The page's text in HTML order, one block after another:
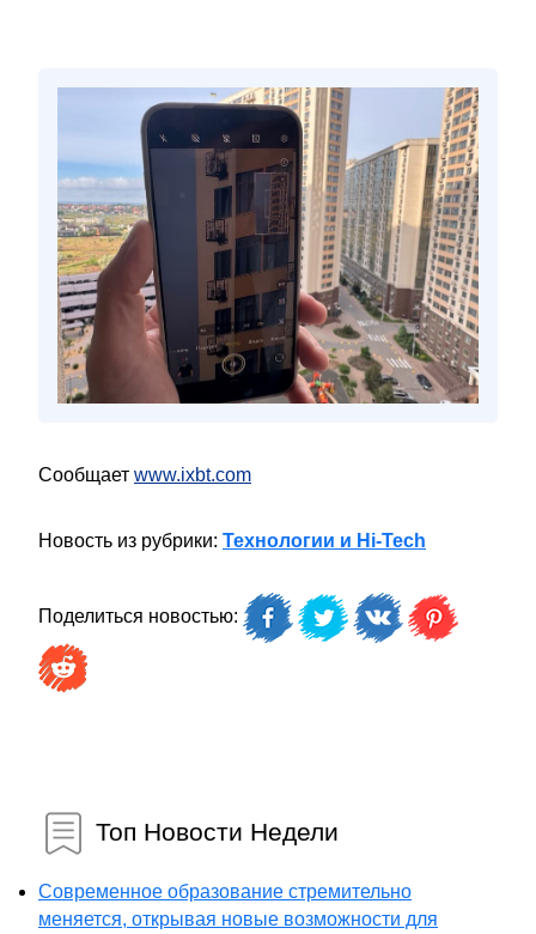
Сообщает www.ixbt.com
Новость из рубрики: Технологии и Hi-Tech
Поделиться новостью:
Топ Новости Недели
Современное образование стремительно
меняется, открывая новые возможности для